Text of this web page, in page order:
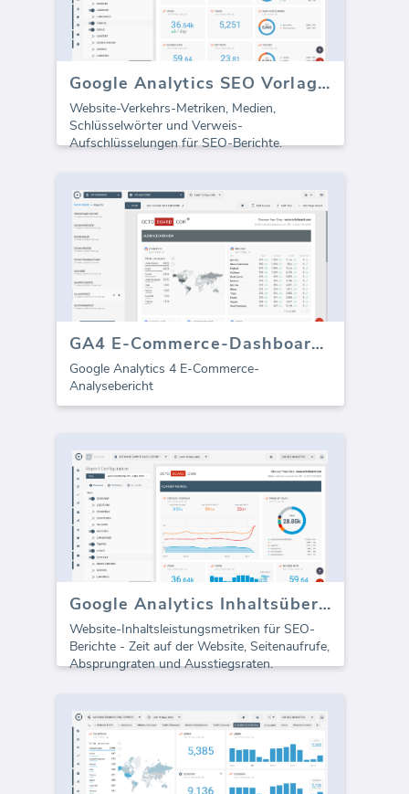
Google Analytics SEO Vorlage (Bericht)
Website-Verkehrs-Metriken, Medien,
Schlüsselwörter und Verweis-
Aufschlüsselungen für SEO-Berichte.
GA4 E-Commerce-Dashboard (Bericht)
Google Analytics 4 E-Commerce-
Analysebericht
Google Analytics Inhaltsübersicht (Bericht)
Website-Inhaltsleistungsmetriken für SEO-
Berichte - Zeit auf der Website, Seitenaufrufe,
Absprungraten und Ausstiegsraten.